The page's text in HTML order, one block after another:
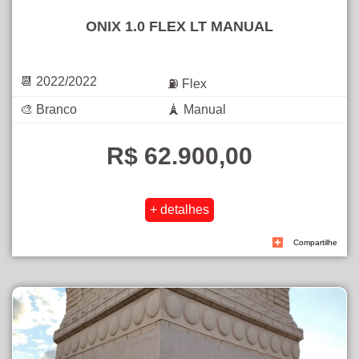
ONIX 1.0 FLEX LT MANUAL
📆 2022/2022
⛽ Flex
🎨 Branco
🗼 Manual
R$ 62.900,00
Compartilhe